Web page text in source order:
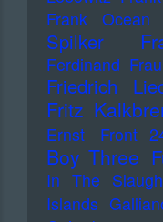
Frank Ocean
Spilker
Ferdinand
Friedrich
Fritz
Ernst
Front
Boy Three
In The
Islands